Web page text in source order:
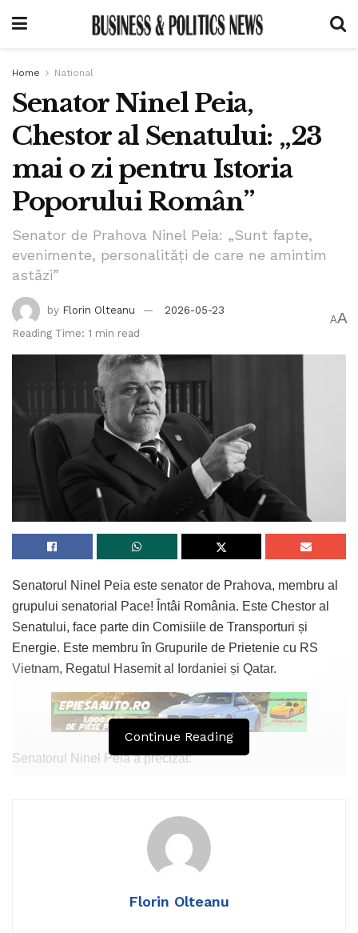
Home National
Senator Ninel Peia,
Chestor al Senatului: „23
mai o zi pentru Istoria
Poporului Român”
Senator de Prahova Ninel Peia: „Sunt fapte,
evenimente, personalități de care ne amintim
astăzi”
by Florin Olteanu
2026-05-23
Reading Time: 1 min read
AA
Senatorul Ninel Peia este senator de Prahova, membru al
grupului senatorial Pace! Întâi România. Este Chestor al
Senatului, face parte din Comisiile de Transporturi și
Energie. Este membru în Grupurile de Prietenie cu RS
Vietnam, Regatul Hasemit al Iordaniei și Qatar.
Senatorul Ninel Peia a precizat:
Îi spunem La Mulți Ani! artistei Daniela Condurache.
Astăzi este Ziua Națională a Comunității Aromâne”
Continue Reading
Florin Olteanu